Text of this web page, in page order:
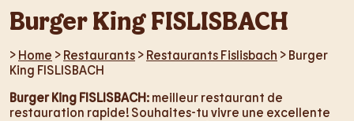
Burger King FISLISBACH
> Home > Restaurants > Restaurants Fislisbach > Burger
King FISLISBACH
Burger King FISLISBACH: meilleur restaurant de
restauration rapide! Souhaites-tu vivre une excellente